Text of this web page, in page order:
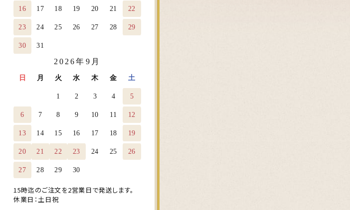
16 17 18 19 20 21 22
23 24 25 26 27 28 29
30 31
2026年9月
日 月 火 水 木 金 土
1 2 3 4 5
6 7 8 9 10 11 12
13 14 15 16 17 18 19
20 21 22 23 24 25 26
27 28 29 30
15時迄のご注文を2営業日で発送します。
休業日：土日祝